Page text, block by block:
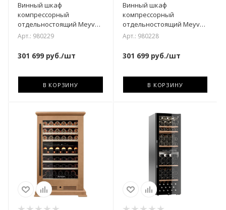
Винный шкаф
компрессорный
отдельностоящий Meyvel
MV77PRO-KBT2 (Спелая
Арт.: 980229
301 699 руб./шт
В КОРЗИНУ
Винный шкаф
компрессорный
отдельностоящий Meyvel
MV77PRO-KBT2
Арт.: 980228
301 699руб./шт
В КОРЗИНУ